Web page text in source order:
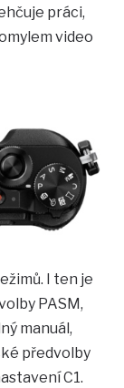
práci,
video
I ten je
PASM,
manuál,
předvolby
C1.